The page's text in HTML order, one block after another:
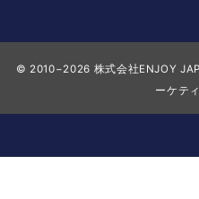
© 2010−2026 株式会社ENJOY
ーケテ